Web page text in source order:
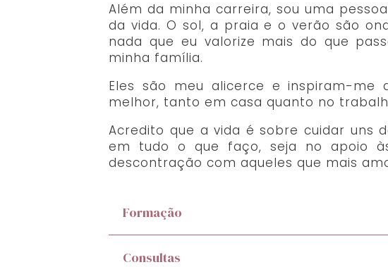
Além da minha carreira, sou uma
da vida. O sol, a praia e o verão são
nada que eu valorize mais do que
minha família.
Eles são meu alicerce e inspiram-me
melhor, tanto em casa quanto no
Acredito que a vida é sobre cuidar uns
em tudo o que faço, seja no apoio
descontração com aqueles que mais
Formação
Consultas